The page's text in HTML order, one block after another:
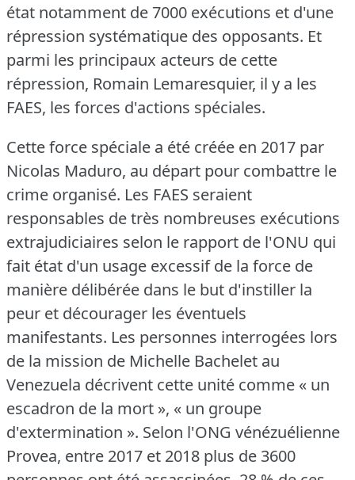
état notamment de 7000 exécutions et d'une
répression systématique des opposants. Et
parmi les principaux acteurs de cette
répression, Romain Lemaresquier, il y a les
FAES, les forces d'actions spéciales.
Cette force spéciale a été créée en 2017 par
Nicolas Maduro, au départ pour combattre le
crime organisé. Les FAES seraient
responsables de très nombreuses exécutions
extrajudiciaires selon le rapport de l'ONU qui
fait état d'un usage excessif de la force de
manière délibérée dans le but d'instiller la
peur et décourager les éventuels
manifestants. Les personnes interrogées lors
de la mission de Michelle Bachelet au
Venezuela décrivent cette unité comme « un
escadron de la mort », « un groupe
d'extermination ». Selon l'ONG vénézuélienne
Provea, entre 2017 et 2018 plus de 3600